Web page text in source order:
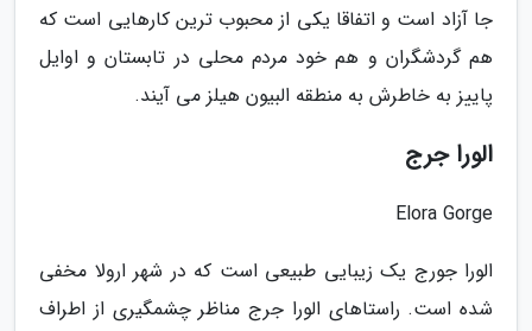
جا آزاد است و اتفاقا یکی از محبوب ترین کارهایی است که
هم گردشگران و هم خود مردم محلی در تابستان و اوایل
پاییز به خاطرش به منطقه البیون هیلز می آیند.
الورا جرج
Elora Gorge
الورا جورج یک زیبایی طبیعی است که در شهر ارولا مخفی
شده است. راستاهای الورا جرج مناظر چشمگیری از اطراف